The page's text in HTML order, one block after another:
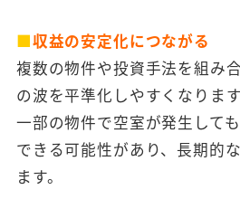
■収益の安定化につながる
複数の物件や投資手法を組み
の波を平準化しやすくなります
一部の物件で空室が発生して
できる可能性があり、長期的
ます。